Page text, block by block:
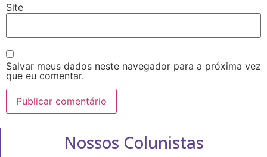
Site
Salvar meus dados neste navegador para a próxima vez
que eu comentar.
Nossos Colunistas